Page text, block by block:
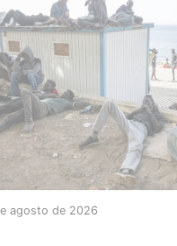
se repetirán en los
de estos
pero la seguridad
crítico que preocupa a
entre un recuerdo
irreversible.
agosto de 2026